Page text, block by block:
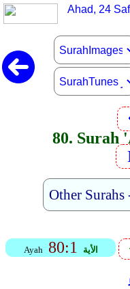
Ahad, 24
Ayah 80:1 الأية